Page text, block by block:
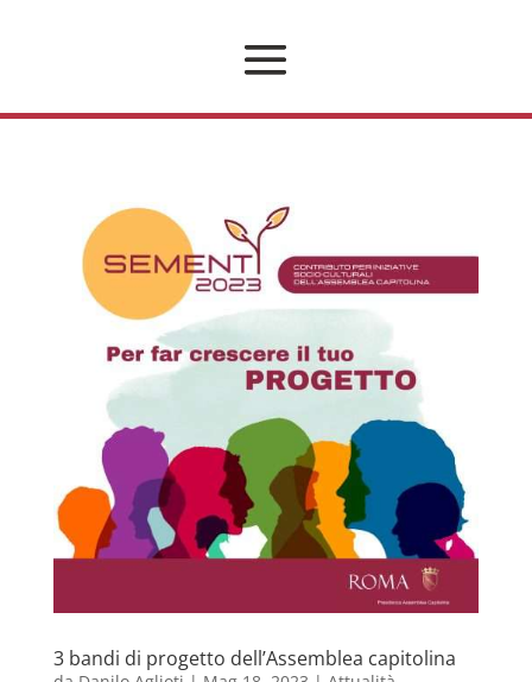
3 bandi di progetto dell’Assemblea capitolina